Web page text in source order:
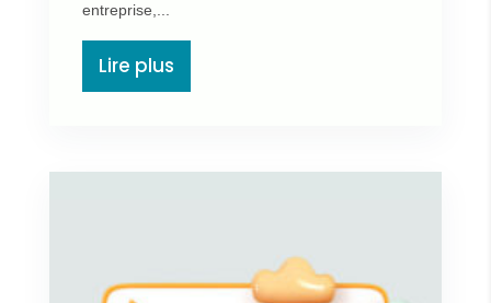
entreprise,...
Lire plus